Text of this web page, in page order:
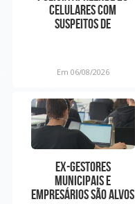
celulares com
suspeitos de
Em 06/08/2026
Ex-gestores
municipais e
empresários são alvos